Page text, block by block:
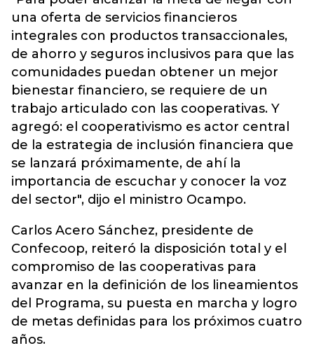
una oferta de servicios financieros
integrales con productos transaccionales,
de ahorro y seguros inclusivos para que las
comunidades puedan obtener un mejor
bienestar financiero, se requiere de un
trabajo articulado con las cooperativas. Y
agregó: el cooperativismo es actor central
de la estrategia de inclusión financiera que
se lanzará próximamente, de ahí la
importancia de escuchar y conocer la voz
del sector", dijo el ministro Ocampo.
Carlos Acero Sánchez, presidente de
Confecoop, reiteró la disposición total y el
compromiso de las cooperativas para
avanzar en la definición de los lineamientos
del Programa, su puesta en marcha y logro
de metas definidas para los próximos cuatro
años.